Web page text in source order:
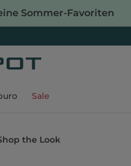
Sommer-Favoriten
Sale
the Look